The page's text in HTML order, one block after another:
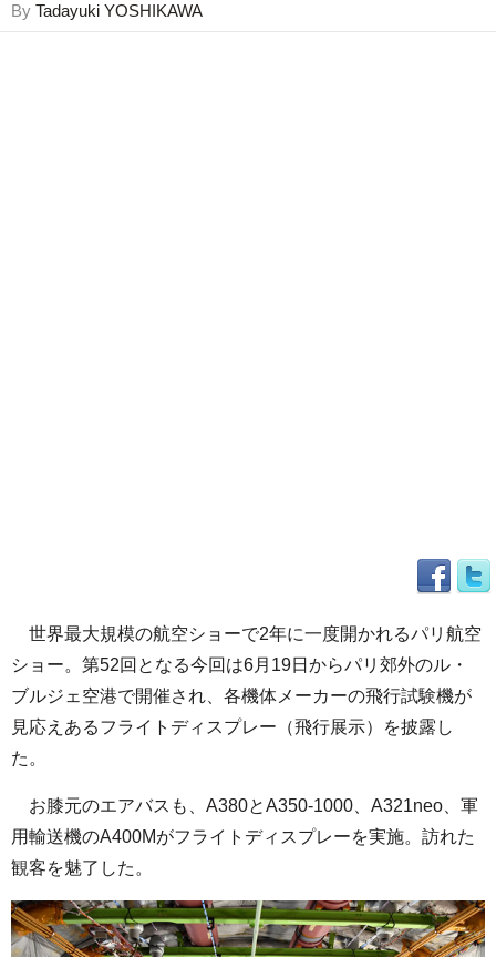
By Tadayuki YOSHIKAWA
世界最大規模の航空ショーで2年に一度開かれるパリ航空
ショー。第52回となる今回は6月19日からパリ郊外のル・
ブルジェ空港で開催され、各機体メーカーの飛行試験機が
見応えあるフライトディスプレー（飛行展示）を披露し
た。
お膝元のエアバスも、A380とA350-1000、A321neo、軍
用輸送機のA400Mがフライトディスプレーを実施。訪れた
観客を魅了した。